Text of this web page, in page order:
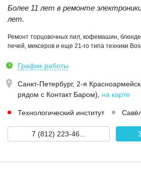
Более 11 лет в ремонте
лет.
Ремонт торцовочных пил, кофемашин,
печей, миксеров и еще 21-го типа техники
График работы
Санкт-Петербург, 2-я
рядом с Контакт Баром)
на карте
Технологический институт
7 (812) 223-46...